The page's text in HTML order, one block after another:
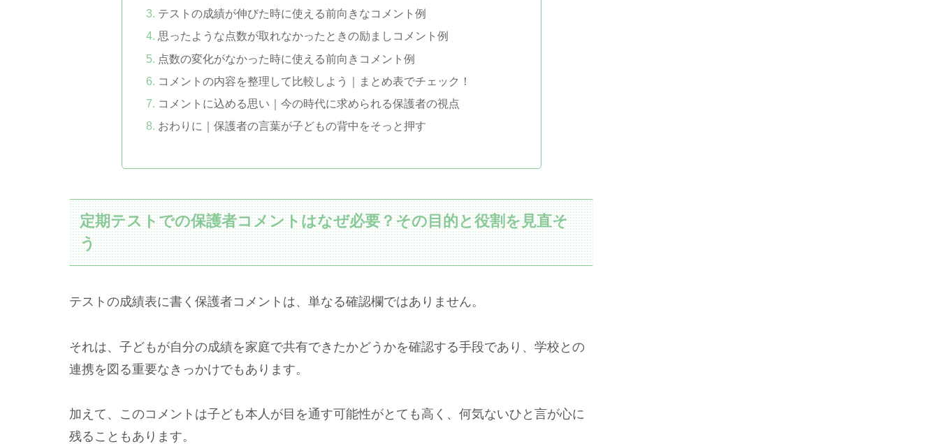
テストの成績が伸びた時に使える前向きなコメント例
思ったような点数が取れなかったときの励ましコメント例
点数の変化がなかった時に使える前向きコメント例
コメントの内容を整理して比較しよう｜まとめ表でチェック！
コメントに込める思い｜今の時代に求められる保護者の視点
おわりに｜保護者の言葉が子どもの背中をそっと押す
定期テストでの保護者コメントはなぜ必要？その目的と役割を見直そ
う
テストの成績表に書く保護者コメントは、単なる確認欄ではありません。
それは、子どもが自分の成績を家庭で共有できたかどうかを確認する手段であり、学校との
連携を図る重要なきっかけでもあります。
加えて、このコメントは子ども本人が目を通す可能性がとても高く、何気ないひと言が心に
残ることもあります。